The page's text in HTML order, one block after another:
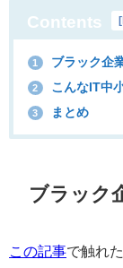
Contents [
1 ブラック企
2 こんなIT中
3 まとめ
ブラック
この記事で触れ